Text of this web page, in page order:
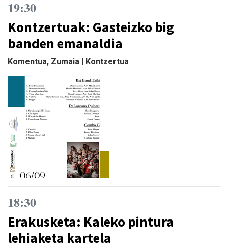
19:30
Kontzertuak: Gasteizko big
banden emanaldia
Komentua, Zumaia | Kontzertua
18:30
Erakusketa: Kaleko pintura
lehiaketa kartela